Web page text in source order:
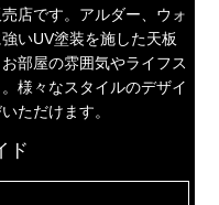
店です。アルダー、ウォ
いUV塗装を施した天板
部屋の雰囲気やライフス
様々なスタイルのデザイ
ただけます。
ド